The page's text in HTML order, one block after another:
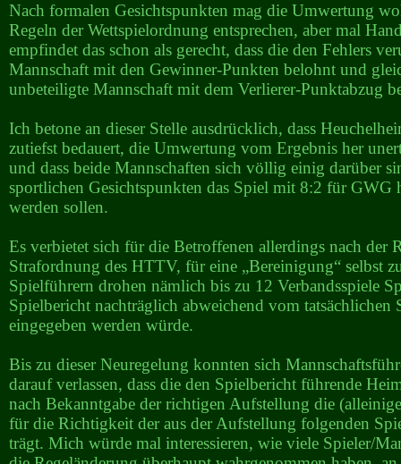
Nach formalen Gesichtspunkten mag die Umwertung
Regeln der Wettspielordnung entsprechen, aber mal
empfindet das schon als gerecht, dass die den Fehlers
Mannschaft mit den Gewinner-Punkten belohnt und
unbeteiligte Mannschaft mit dem Verlierer-Punktabzug
Ich betone an dieser Stelle ausdrücklich, dass
zutiefst bedauert, die Umwertung vom Ergebnis her
und dass beide Mannschaften sich völlig einig darüber
sportlichen Gesichtspunkten das Spiel mit 8:2 für GWG
werden sollen.
Es verbietet sich für die Betroffenen allerdings nach der
Strafordnung des HTTV, für eine „Bereinigung“ selbst
Spielführern drohen nämlich bis zu 12 Verbandsspiele
Spielbericht nachträglich abweichend vom tatsächlichen
eingegeben werden würde.
Bis zu dieser Neuregelung konnten sich
darauf verlassen, dass die den Spielbericht führende
nach Bekanntgabe der richtigen Aufstellung die
für die Richtigkeit der aus der Aufstellung folgenden
trägt. Mich würde mal interessieren, wie viele Spieler/